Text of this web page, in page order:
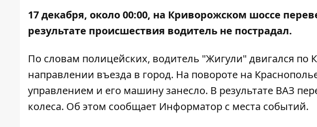
17 декабря, около 00:00, на Криворожском шоссе
результате происшествия водитель не пострадал.
По словам полицейских, водитель "Жигули" двигался по
направлении въезда в город. На повороте на
управлением и его машину занесло. В результате ВАЗ
колеса. Об этом сообщает Информатор с места событий.